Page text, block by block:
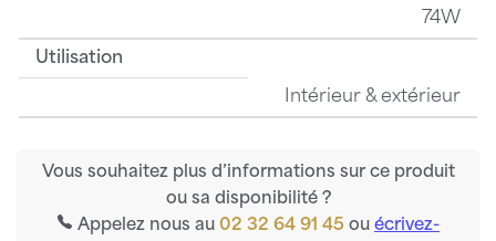
74W
Utilisation
Intérieur & extérieur
Vous souhaitez plus d’informations sur ce produit
ou sa disponibilité ?
Appelez nous au 02 32 64 91 45 ou écrivez-